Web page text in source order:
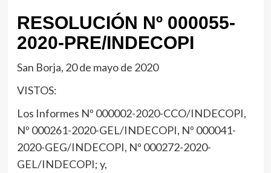
RESOLUCIÓN Nº 000055-
2020-PRE/INDECOPI
San Borja, 20 de mayo de 2020
VISTOS:
Los Informes Nº 000002-2020-CCO/INDECOPI,
Nº 000261-2020-GEL/INDECOPI, Nº 000041-
2020-GEG/INDECOPI, Nº 000272-2020-
GEL/INDECOPI; y,